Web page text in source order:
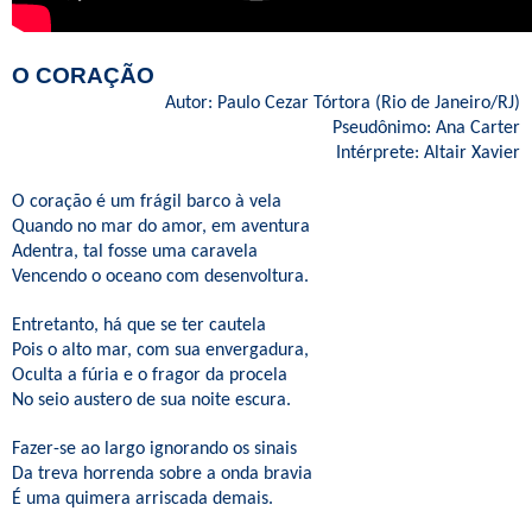
O CORAÇÃO
Autor: Paulo Cezar Tórtora (Rio de Janeiro/RJ)
Pseudônimo: Ana Carter
Intérprete: Altair Xavier
O coração é um frágil barco à vela
Quando no mar do amor, em aventura
Adentra, tal fosse uma caravela
Vencendo o oceano com desenvoltura.
Entretanto, há que se ter cautela
Pois o alto mar, com sua envergadura,
Oculta a fúria e o fragor da procela
No seio austero de sua noite escura.
Fazer-se ao largo ignorando os sinais
Da treva horrenda sobre a onda bravia
É uma quimera arriscada demais.